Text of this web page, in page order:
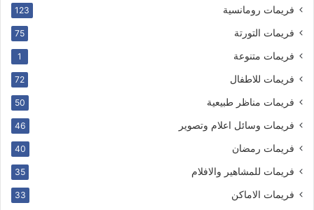
فريمات رومانسية 123
فريمات التورتة 75
فريمات متنوعة 1
فريمات للاطفال 72
فريمات مناظر طبيعية 50
فريمات وسائل اعلام وتصوير 46
فريمات رمضان 40
فريمات للمشاهير والافلام 35
فريمات الاماكن 33